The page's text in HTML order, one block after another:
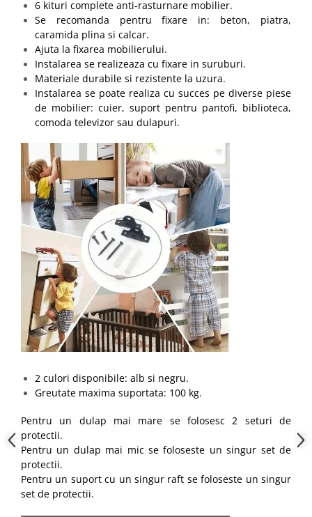
6 kituri complete anti-rasturnare mobilier.
Se recomanda pentru fixare in: beton, piatra,
caramida plina si calcar.
Ajuta la fixarea mobilierului.
Instalarea se realizeaza cu fixare in suruburi.
Materiale durabile si rezistente la uzura.
Instalarea se poate realiza cu succes pe diverse piese
de mobilier: cuier, suport pentru pantofi, biblioteca,
comoda televizor sau dulapuri.
2 culori disponibile: alb si negru.
Greutate maxima suportata: 100 kg.
Pentru un dulap mai mare se folosesc 2 seturi de
protectii.
Pentru un dulap mai mic se foloseste un singur set de
protectii.
Pentru un suport cu un singur raft se foloseste un singur
set de protectii.